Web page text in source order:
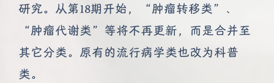
研究。从第18期开始，“肿瘤转移类”、
“肿瘤代谢类”等将不再更新，而是合并至
其它分类。原有的流行病学类也改为科普
类。